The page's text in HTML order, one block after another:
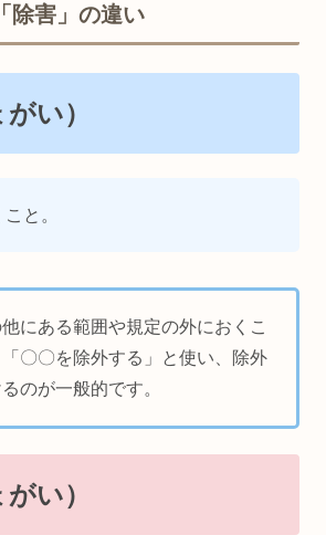
除害」の違い
い）
と。
他にある範囲や規定の外におくこ
〇〇を除外する」と使い、除外
のが一般的です。
い）